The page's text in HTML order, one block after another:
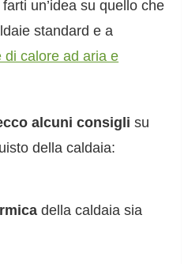
un’idea su quello che
standard e a
di calore ad aria e
alcuni consigli su
della caldaia:
della caldaia sia